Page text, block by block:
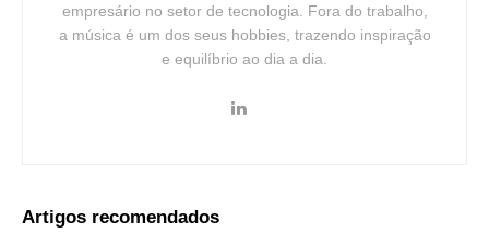
empresário no setor de tecnologia. Fora do trabalho,
a música é um dos seus hobbies, trazendo inspiração
e equilíbrio ao dia a dia.
Artigos recomendados